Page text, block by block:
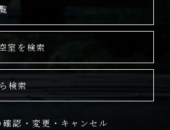
室を検索
検索
確認・変更・キャンセル